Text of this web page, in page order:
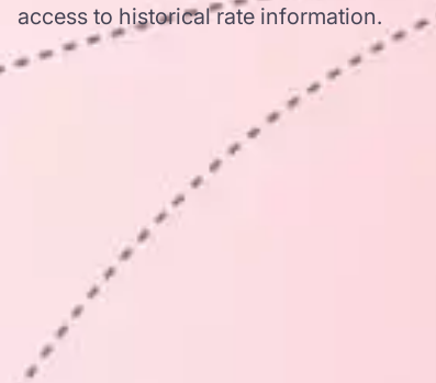
access to historical rate information.